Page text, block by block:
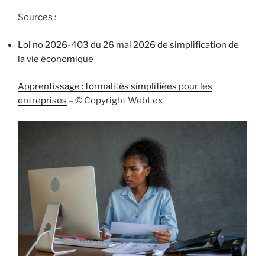
Sources :
Loi no 2026-403 du 26 mai 2026 de simplification de
la vie économique
Apprentissage : formalités simplifiées pour les
entreprises – © Copyright WebLex